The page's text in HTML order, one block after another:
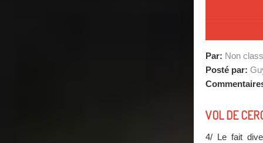
Par: Non
Posté par:
VOL DE
4/ Le fait